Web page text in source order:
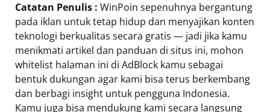
Catatan Penulis : WinPoin sepenuhnya bergantung
pada iklan untuk tetap hidup dan menyajikan konten
teknologi berkualitas secara gratis — jadi jika kamu
menikmati artikel dan panduan di situs ini, mohon
whitelist halaman ini di AdBlock kamu sebagai
bentuk dukungan agar kami bisa terus berkembang
dan berbagi insight untuk pengguna Indonesia.
Kamu juga bisa mendukung kami secara langsung